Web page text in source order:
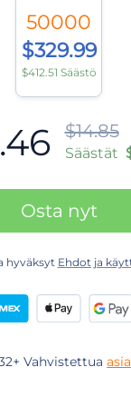
50000
$329.99
$412.51 Säästö
$14.85
Säästät
Osta nyt
hyväksyt Ehdot ja
Vahvistettua